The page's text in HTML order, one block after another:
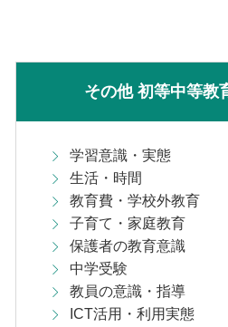
その他 初等中等教
学習意識・実態
生活・時間
教育費・学校外教育
子育て・家庭教育
保護者の教育意識
中学受験
教員の意識・指導
ICT活用・利用実態